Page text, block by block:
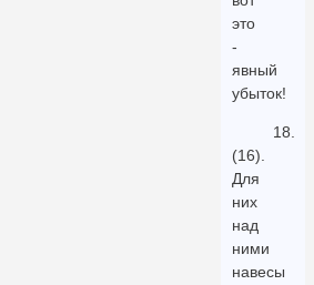
это
-
явный
убыток!
18.
(16).
Для
них
над
ними
навесы